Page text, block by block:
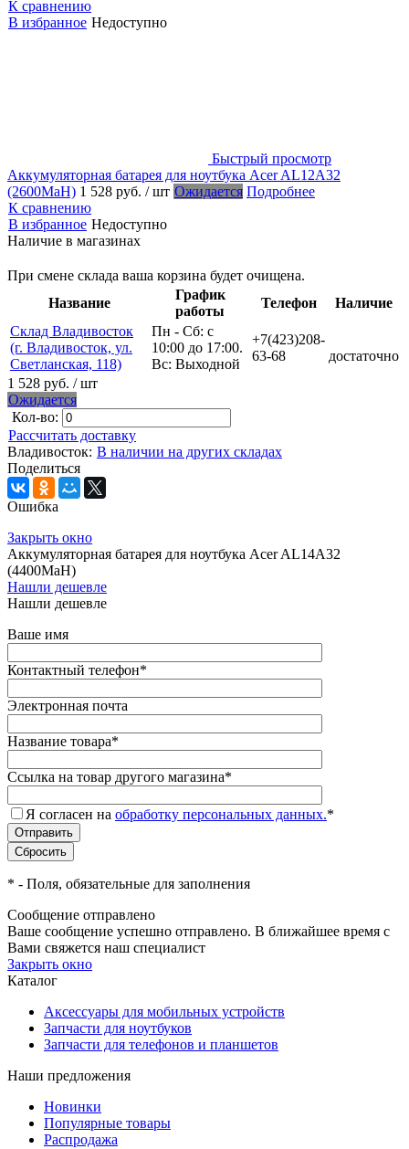
К сравнению
В избранное Недоступно
Быстрый просмотр
Аккумуляторная батарея для ноутбука Acer AL12A32
(2600MaH) 1 528 руб. / шт Ожидается Подробнее
К сравнению
В избранное Недоступно
Наличие в магазинах
При смене склада ваша корзина будет очищена.
Название
График
работы
Телефон
Наличие
Склад Владивосток
(г. Владивосток, ул.
Светланская, 118)
Пн - Сб: с
10:00 до 17:00.
Вс: Выходной
+7(423)208-
63-68
достаточно
1 528 руб. / шт
Ожидается
Кол-во:
Рассчитать доставку
Владивосток: В наличии на других складах
Поделиться
Ошибка
Закрыть окно
Аккумуляторная батарея для ноутбука Acer AL14A32
(4400MaH)
Нашли дешевле
Нашли дешевле
Ваше имя
Контактный телефон*
Электронная почта
Название товара*
Ссылка на товар другого магазина*
Я согласен на обработку персональных данных.*
* - Поля, обязательные для заполнения
Сообщение отправлено
Ваше сообщение успешно отправлено. В ближайшее время с
Вами свяжется наш специалист
Закрыть окно
Каталог
Аксессуары для мобильных устройств
Запчасти для ноутбуков
Запчасти для телефонов и планшетов
Наши предложения
Новинки
Популярные товары
Распродажа